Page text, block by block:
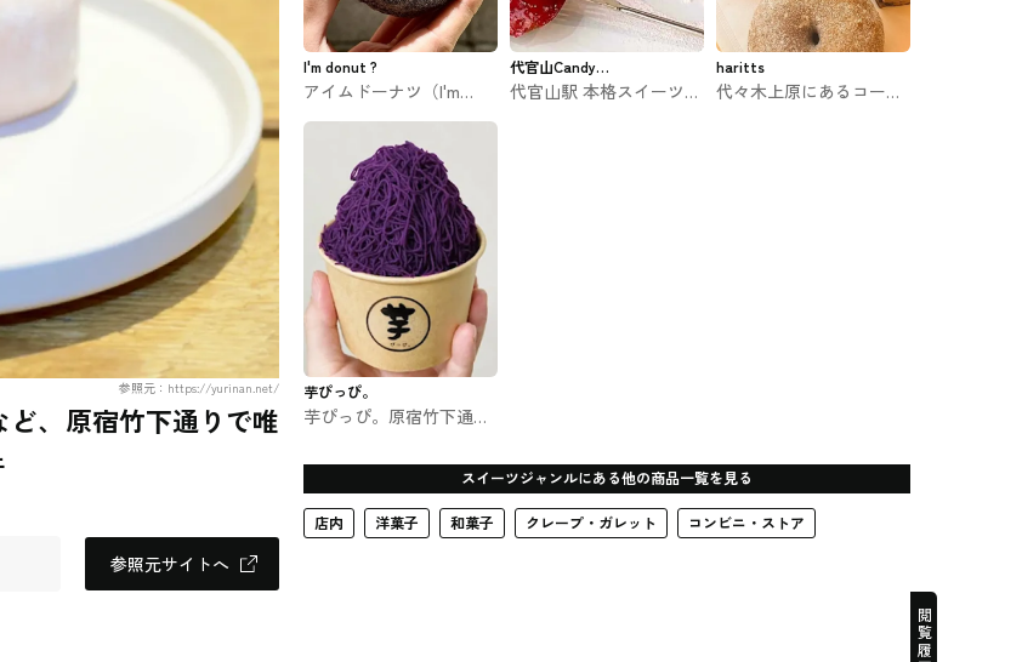
参照元：https://yurinan.net/
、原宿竹下通りで唯
参照元サイトへ
I'm donut ?
アイムドーナツ（I'm
donut ?） 原宿店 #スイ
代官山Candy
apple
代官山駅 本格スイーツり
haritts
代々木上原にあるコーヒ
芋ぴっぴ。
芋ぴっぴ。原宿竹下通り
スイーツジャンルにある他の商品一覧を見る
店内 洋菓子 和菓子 クレープ・ガレット コンビニ・ストア